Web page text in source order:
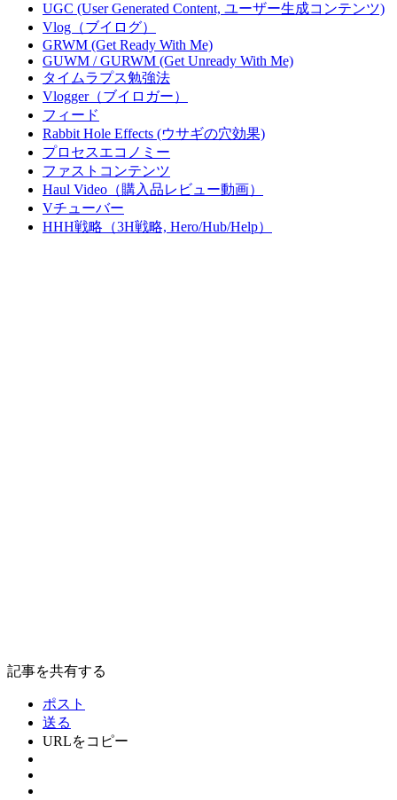
UGC (User Generated Content, ユーザー生成コンテンツ)
Vlog（ブイログ）
GRWM (Get Ready With Me)
GUWM / GURWM (Get Unready With Me)
タイムラプス勉強法
Vlogger（ブイロガー）
フィード
Rabbit Hole Effects (ウサギの穴効果)
プロセスエコノミー
ファストコンテンツ
Haul Video（購入品レビュー動画）
Vチューバー
HHH戦略（3H戦略, Hero/Hub/Help）
記事を共有する
ポスト
送る
URLをコピー